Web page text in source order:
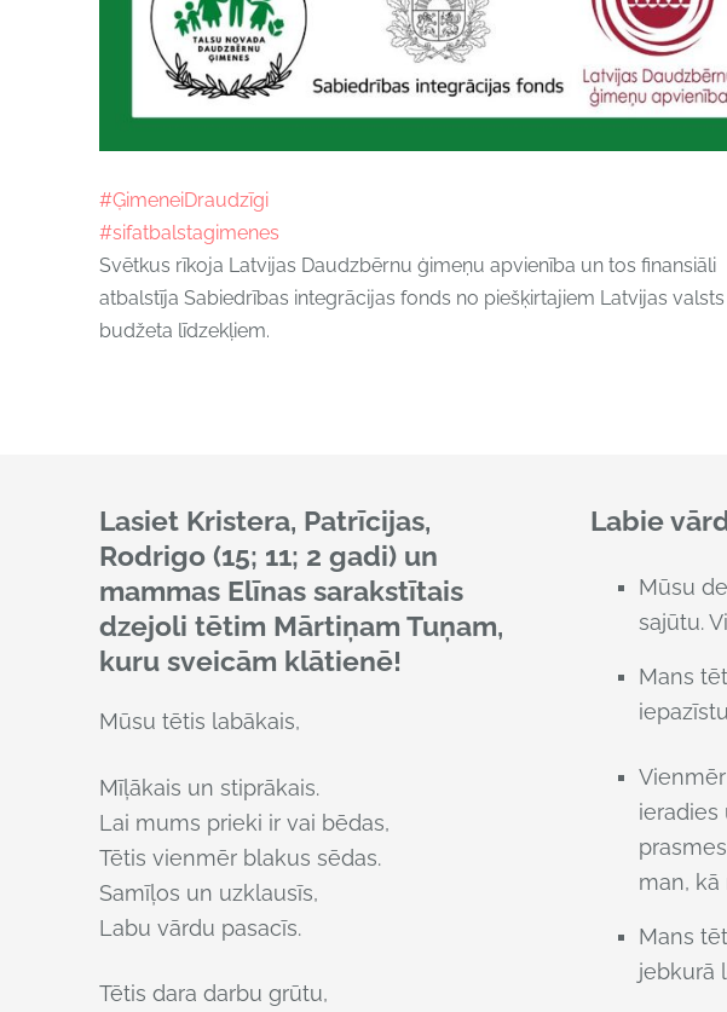
#ĢimeneiDraudzīgi
#sifatbalstagimenes
Svētkus rīkoja Latvijas Daudzbērnu ģimeņu apvienība un tos finansiāli
atbalstīja Sabiedrības integrācijas fonds no piešķirtajiem Latvijas valsts
budžeta līdzekļiem.
Lasiet Kristera, Patrīcijas,
Rodrigo (15; 11; 2 gadi) un
mammas Elīnas sarakstītais
dzejoli tētim Mārtiņam Tuņam,
kuru sveicām klātienē!
Mūsu tētis labākais,
Mīļākais un stiprākais.
Lai mums prieki ir vai bēdas,
Tētis vienmēr blakus sēdas.
Samīļos un uzklausīs,
Labu vārdu pasacīs.
Tētis dara darbu grūtu,
Labie
Mūsu
sajūtu.
Mans
ieradies
man,
Mans
jebkurā